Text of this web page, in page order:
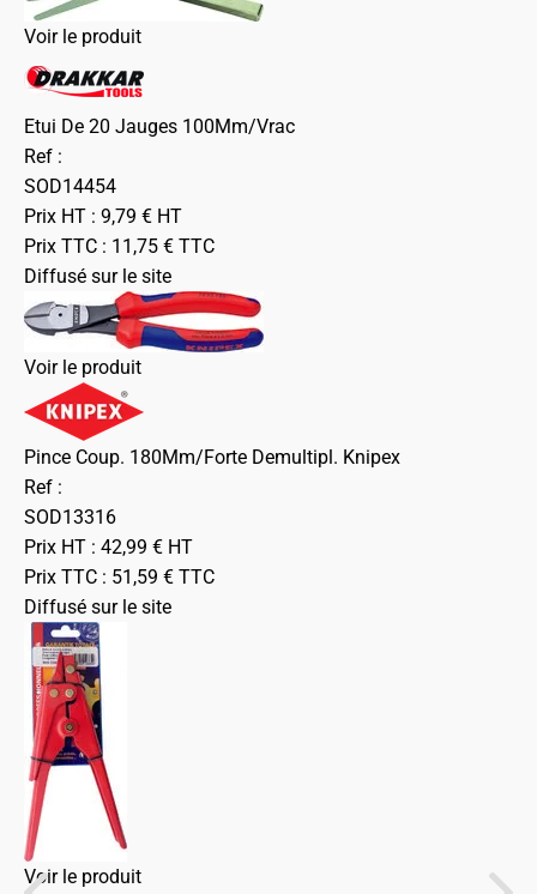
Voir le produit
Etui De 20 Jauges 100Mm/Vrac
Ref :
SOD14454
Prix HT : 9,79 € HT
Prix TTC : 11,75 € TTC
Diffusé sur le site
Voir le produit
Pince Coup. 180Mm/Forte Demultipl. Knipex
Ref :
SOD13316
Prix HT : 42,99 € HT
Prix TTC : 51,59 € TTC
Diffusé sur le site
Voir le produit